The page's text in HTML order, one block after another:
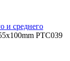
и среднего
PTC039